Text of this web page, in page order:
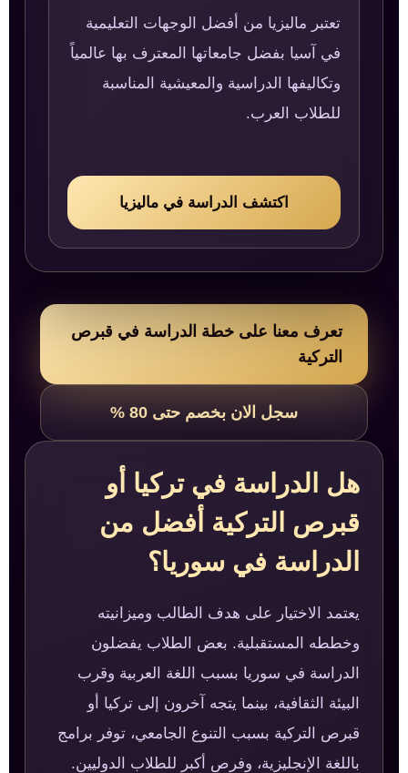
تعتبر ماليزيا من أفضل الوجهات التعليمية
في آسيا بفضل جامعاتها المعترف بها عالمياً
وتكاليفها الدراسية والمعيشية المناسبة
للطلاب العرب.
اكتشف الدراسة في ماليزيا
تعرف معنا على خطة الدراسة في قبرص
التركية
سجل الان بخصم حتى 80 %
هل الدراسة في تركيا أو
قبرص التركية أفضل من
الدراسة في سوريا؟
يعتمد الاختيار على هدف الطالب وميزانيته
وخططه المستقبلية. بعض الطلاب يفضلون
الدراسة في سوريا بسبب اللغة العربية وقرب
البيئة الثقافية، بينما يتجه آخرون إلى تركيا أو
قبرص التركية بسبب التنوع الجامعي، توفر برامج
باللغة الإنجليزية، وفرص أكبر للطلاب الدوليين.